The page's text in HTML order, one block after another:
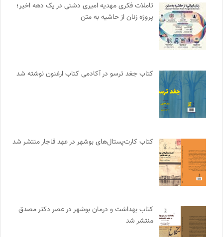
تاملات فکری مهدیه امیری دشتی در یک دهه اخیر؛
پروژه زنان از حاشیه به متن
کتاب جغد ترسو در آکادمی کتاب ارغنون نوشته شد
کتاب کارت‌پستال‌های بوشهر در عهد قاجار منتشر شد
کتاب بهداشت و درمان بوشهر در عصر دکتر مصدق
منتشر شد